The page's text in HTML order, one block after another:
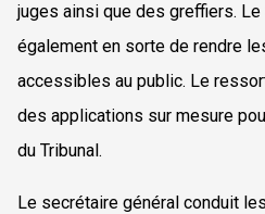
juges ainsi que des greffiers.
également en sorte de rendre
accessibles au public. Le
des applications sur mesure
du Tribunal.
Le secrétaire général conduit